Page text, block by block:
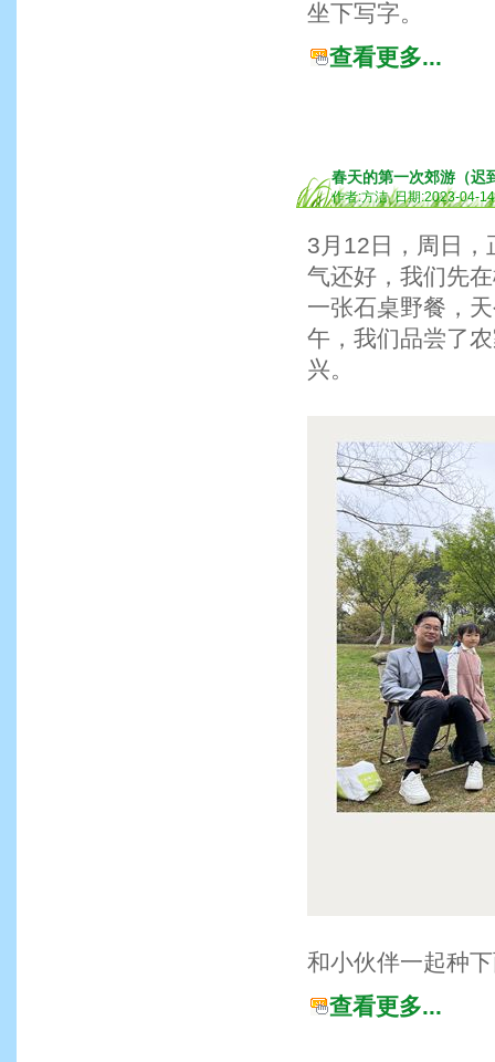
坐下写字。
查看更多...
春天的第一次郊游（迟
作者:方洁 日期:2023-04-14
3月12日，周日，
气还好，我们先
一张石桌野餐，
午，我们品尝了
兴。
和小伙伴一起种
查看更多...